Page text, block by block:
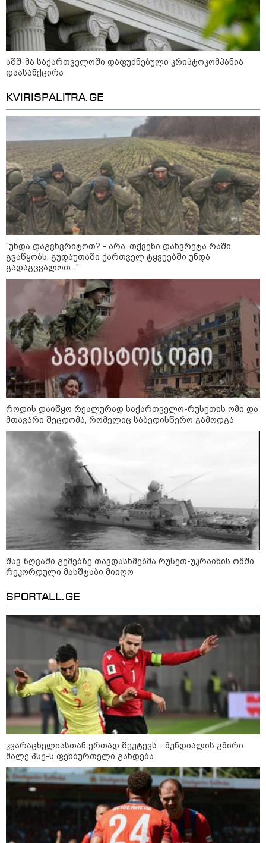
16:22 / 08-08-2026
"აი, ეს არის სამშობლოს
ღალატი" - როგორ ეხმაურება
ნიკა გვარამია აგვისტოს ომთან
დაკავშირებით ირაკლი
კობახიძის განცხადებას?
კატეგორიის ყველა სიახლე
„გადავწყვიტეთ, უკვე
დასრულებული სივრცის
მონახულების შესაძლებლობა
ახლავე მოგცეთ“ - თბილისის
ახალი ზოოპარკი სატესტო
რეჟიმში იხსნება
რა არის ცნობილი,
საქართველოში დაფუძნებულ
აშშ-ს სახაზინო დეპარტამენტმა
დაასანქცირა
აზერბაიჯანის რკინიგზა ბაქო-
თბილისი-ბაქოს საერთაშორისო
მარშრუტზე ბილეთების გაყიდვის
პერიოდს ახანგრძლივებს
კონფლიქტები
12:46 / 07-08-2026
ოკუპირებულ აფხაზეთში საწვავის
დეფიციტია, კილომეტრიანი რიგები და
შეზღუდვა საწვავის ჩასხმაზე - რა
ინფორმაციას აქვეყნებს "დემოკრატიის
კვლევის ინსტიტუტი“
14:23 / 05-08-2026
ევროპელმა და რუსმა ყოფილმა
მაღალჩინოსნებმა უკრაინაში
ომთან დაკავშირებით
მოლაპარაკებები გამართეს - რა
არის ცნობილი შეხვედრაზე
აშშ-მა საქართველოში დაფუძნებული კრიპტოკომპანია
დაასანქცირა
KVIRISPALITRA.GE
"უნდა დაგვხვრიტოთ? - არა, თქვენი დახვრეტა რაში
გვაწყობს, გუდაუთაში ქართველ ტყვეებში უნდა
გადაგცვალოთ..."
როდის დაიწყო რეალურად საქართველო-რუსეთის ომი და
მთავარი შეცდომა, რომელიც საბედისწერო გამოდგა
შავ ზღვაში გემებზე თავდასხმებმა რუსეთ-უკრაინის ომში
რეკორდული მასშტაბი მიიღო
SPORTALL.GE
კვარაცხელიასთან ერთად შეუტევს - მუნდიალის გმირი
მალე პსჟ-ს ფეხბურთელი გახდება